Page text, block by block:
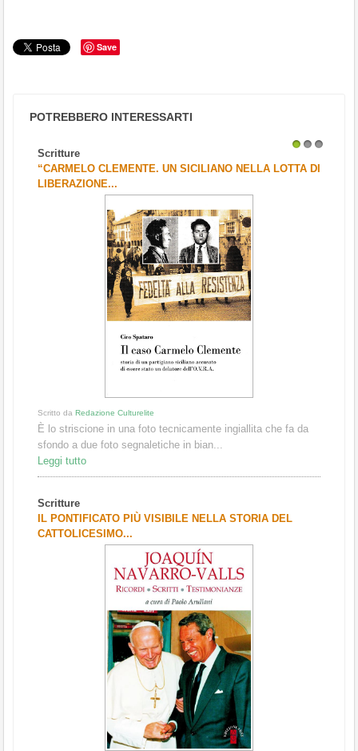
Save
POTREBBERO INTERESSARTI
Scritture
“CARMELO CLEMENTE. UN SICILIANO NELLA LOTTA DI
LIBERAZIONE...
Scritto da Redazione Culturelite
È lo striscione in una foto tecnicamente ingiallita che fa da
sfondo a due foto segnaletiche in bian...
Leggi tutto
Scritture
IL PONTIFICATO PIÙ VISIBILE NELLA STORIA DEL
CATTOLICESIMO...